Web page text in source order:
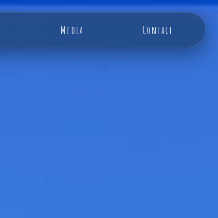
Media Contact